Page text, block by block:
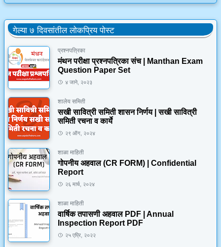
गेल्या ७ दिवसांतील लोकप्रिय पोस्ट
प्रश्नपत्रिका
मंथन परीक्षा प्रश्नपत्रिका संच | Manthan Exam
Question Paper Set
४ जाने, २०२३
शालेय समिती
सखी सावित्री समिती शासन निर्णय | सखी सावित्री
समिती रचना व कार्ये
२९ ऑग, २०२४
शाळा माहिती
गोपनीय अहवाल (CR FORM) | Confidential
Report
२६ मार्च, २०२४
शाळा माहिती
वार्षिक तपासणी अहवाल PDF | Annual
Inspection Report PDF
२५ एप्रि, २०२२